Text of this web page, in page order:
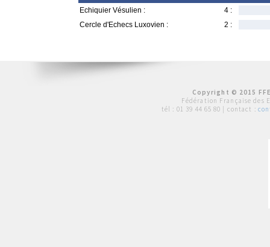
Echiquier Vésulien :
4 :
Cercle d'Echecs Luxovien :
2 :
Copyright © 2015
Fédération Française des
tél : 01 39 44 65 80 | contact :